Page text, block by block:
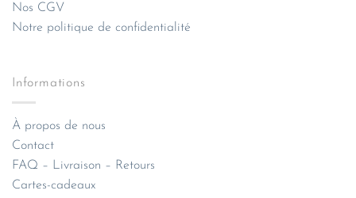
Nos CGV
Notre politique de confidentialité
Informations
À propos de nous
Contact
FAQ – Livraison – Retours
Cartes-cadeaux